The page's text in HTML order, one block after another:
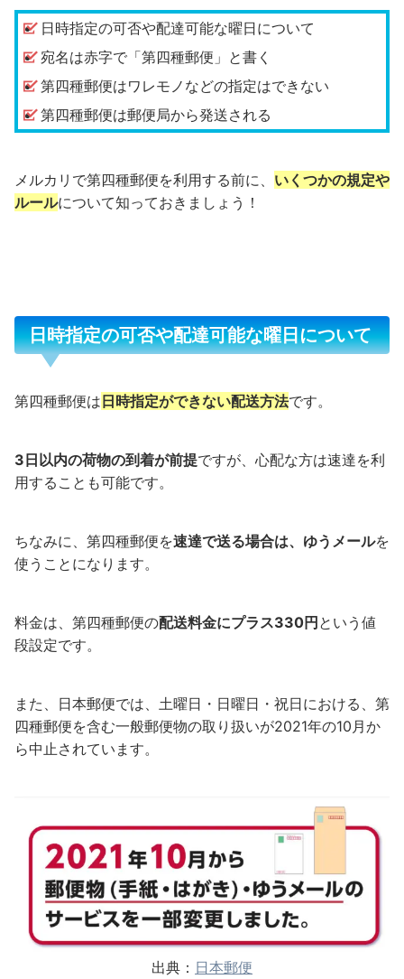
日時指定の可否や配達可能な曜日について
宛名は赤字で「第四種郵便」と書く
第四種郵便はワレモノなどの指定はできない
第四種郵便は郵便局から発送される
メルカリで第四種郵便を利用する前に、 いくつかの規定や
ルールについて知っておきましょう！
日時指定の可否や配達可能な曜日について
第四種郵便は 日時指定ができない配送方法です。
3日以内の荷物の到着が前提ですが、心配な方は速達を利
用することも可能です。
ちなみに、第四種郵便を速達で送る場合は、ゆうメールを
使うことになります。
料金は、第四種郵便の配送料金にプラス330円 という値
段設定です。
また、日本郵便では、土曜日・日曜日・祝日における、第
四種郵便を含む一般郵便物の取り扱いが2021年の10月か
ら中止されています。
出典： 日本郵便